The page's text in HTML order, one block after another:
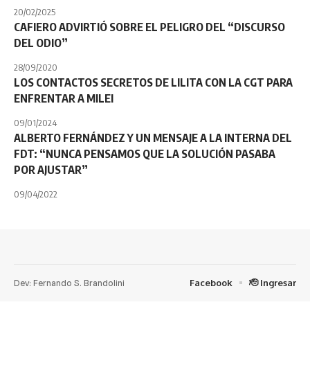
20/02/2025
CAFIERO ADVIRTIÓ SOBRE EL PELIGRO DEL “DISCURSO
DEL ODIO”
28/09/2020
LOS CONTACTOS SECRETOS DE LILITA CON LA CGT PARA
ENFRENTAR A MILEI
09/01/2024
ALBERTO FERNÁNDEZ Y UN MENSAJE A LA INTERNA DEL
FDT: “NUNCA PENSAMOS QUE LA SOLUCIÓN PASABA
POR AJUSTAR”
09/04/2022
Dev: Fernando S. Brandolini Facebook 🫡 Ingresar